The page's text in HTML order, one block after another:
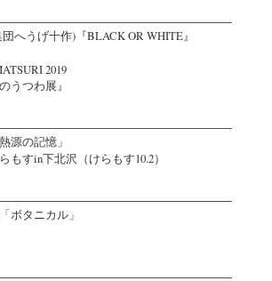
へうげ十作)『BLACK OR WHITE』
2019
うつわ展』
源の記憶」
もすin下北沢（けらもす10.2）
ボタニカル」